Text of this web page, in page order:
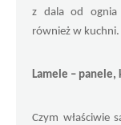
z dala od ognia
również w kuchni.
Lamele –
Czym właściwie